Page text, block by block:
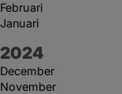
Februari
Januari
År:
2024
December
November